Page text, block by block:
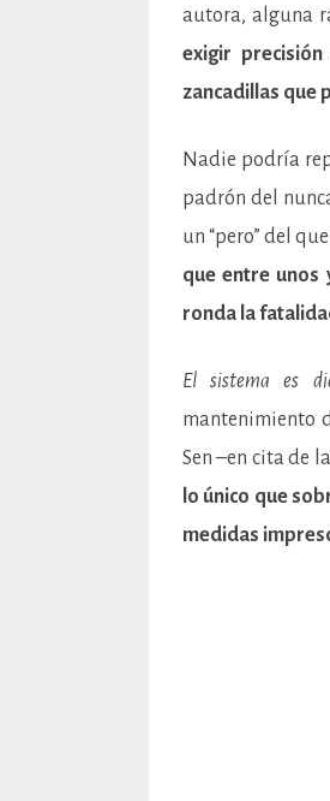
autora, alguna
exigir
zancadillas que
Nadie podría
padrón del
un “pero” del
que entre unos
ronda la
El sistema es
mantenimiento
Sen –en cita de
lo único que
medidas